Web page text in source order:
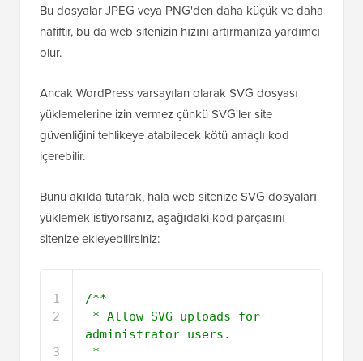
Bu dosyalar JPEG veya PNG'den daha küçük ve daha
hafiftir, bu da web sitenizin hızını artırmanıza yardımcı
olur.
Ancak WordPress varsayılan olarak SVG dosyası
yüklemelerine izin vermez çünkü SVG'ler site
güvenliğini tehlikeye atabilecek kötü amaçlı kod
içerebilir.
Bunu akılda tutarak, hala web sitenize SVG dosyaları
yüklemek istiyorsanız, aşağıdaki kod parçasını
sitenize ekleyebilirsiniz:
1
2
3
/**
* Allow SVG uploads for
administrator users.
*